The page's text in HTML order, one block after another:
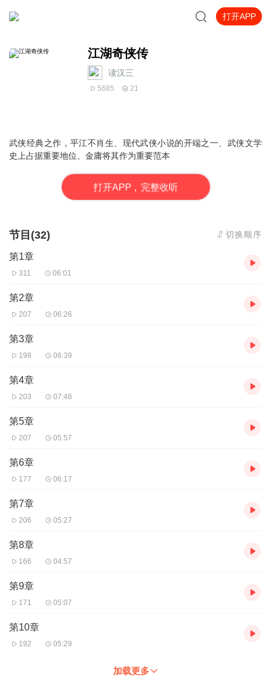
打开APP
江湖奇侠传
读汉三
5685 21
武侠经典之作，平江不肖生、现代武侠小说的开端之一、武侠文学
史上占据重要地位、 金庸将其作为重要范本
打开APP，完整收听
节目(32) 切换顺序
第1章
311 06:01
第2章
207 06:26
第3章
198 06:39
第4章
203 07:48
第5章
207 05:57
第6章
177 06:17
第7章
206 05:27
第8章
166 04:57
第9章
171 05:07
第10章
192 05:29
加载更多